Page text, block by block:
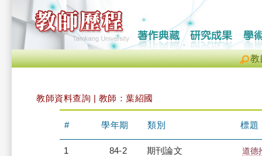
教
教師資料查詢 | 教師：葉紹國
# 學年期 類別 標題
1 84-2 期刊論文 道德